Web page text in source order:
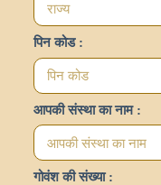
पिन कोड :
आपकी संस्था का नाम :
गोवंश की संख्या :